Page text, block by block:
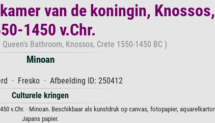
van de koningin,
1450 v.Chr.
Bathroom, Knossos, Crete 1550-1450 BC )
Minoan
· Fresko · Afbeelding ID: 250412
Culturele kringen
v.Chr. · Minoan. Beschikbaar als kunstdruk op canvas, fotopapier,
Japans papier.